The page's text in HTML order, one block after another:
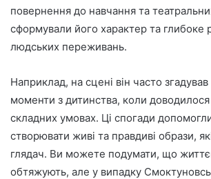
повернення до навчання та
сформували його характер та глибоке
людських переживань.
Наприклад, на сцені він часто
моменти з дитинства, коли
складних умовах. Ці спогади
створювати живі та правдиві образи,
глядач. Ви можете подумати, що
обтяжують, але у випадку